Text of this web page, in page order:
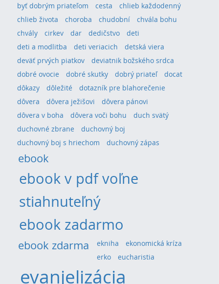
byť dobrým priateľom
cesta
chlieb každodenný
chlieb života
choroba chudobní
chvála bohu
chvály
cirkev dar dedičstvo
deti
deti a modlitba
deti veriacich
detská viera
deväť prvých piatkov
deviatnik božského srdca
dobré ovocie
dobré skutky dobrý priateľ
docat
dôkazy
dôležité
dotazník pre blahorečenie
dôvera
dôvera ježišovi
dôvera pánovi
dôvera v boha
dôvera voči bohu
duch svätý
duchovné zbrane
duchovný boj
duchovný boj s hriechom
duchovný zápas
ebook
ebook v pdf voľne
stiahnuteľný
ebook zadarmo
ebook zdarma ekniha
ekonomická kríza
erko
eucharistia
evanjelizácia